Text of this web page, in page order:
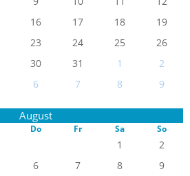
16 17 18
19
23 24 25
26
30 31 1
2
6 7 8 9
August
Do Fr Sa So
1
2
6 7 8
9